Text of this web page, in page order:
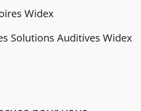
Widex
Solutions Auditives Widex